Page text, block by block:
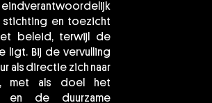
en toezicht
beleid, terwijl de
Bij de vervulling
als directie zich naar
met als doel het
en de duurzame